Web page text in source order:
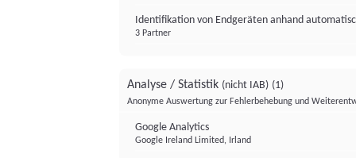
Identifikation von Endgeräten anhand
3 Partner
Analyse / Statistik (nicht IAB) (1)
Anonyme Auswertung zur Fehlerbehebung und
Google Analytics
Google Ireland Limited, Irland